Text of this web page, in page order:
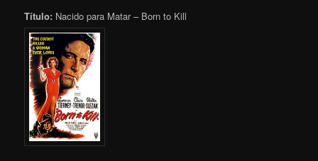
Título: Nacido para Matar – Born to Kill